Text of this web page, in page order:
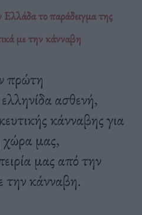
Ελλάδα το παράδειγμα της
με την κάνναβη
πρώτη
ασθενή,
κάνναβης για
χώρα μας,
μας από την
την κάνναβη.